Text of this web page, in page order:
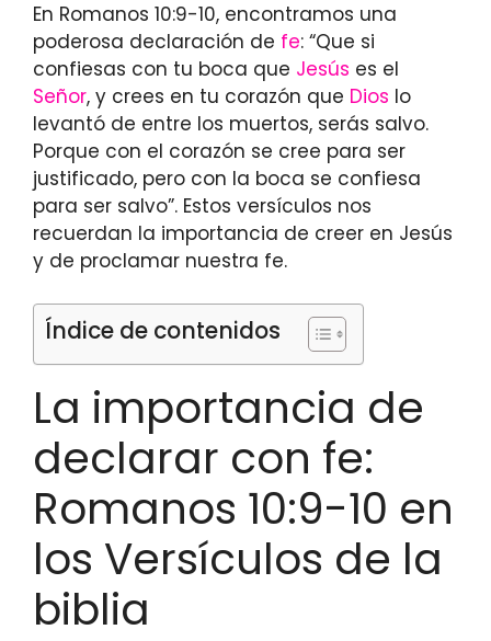
En Romanos 10:9-10, encontramos una
poderosa declaración de fe: “Que si
confiesas con tu boca que Jesús es el
Señor, y crees en tu corazón que Dios lo
levantó de entre los muertos, serás salvo.
Porque con el corazón se cree para ser
justificado, pero con la boca se confiesa
para ser salvo”. Estos versículos nos
recuerdan la importancia de creer en Jesús
y de proclamar nuestra fe.
Índice de contenidos
La importancia de
declarar con fe:
Romanos 10:9-10 en
los Versículos de la
biblia